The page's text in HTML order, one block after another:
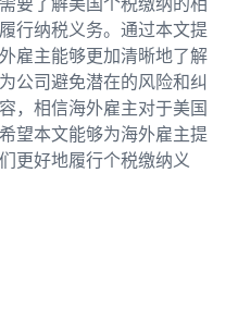
行纳税义务。通过本文提
雇主能够更加清晰地了解
公司避免潜在的风险和纠
，相信海外雇主对于美国
望本文能够为海外雇主提
更好地履行个税缴纳义